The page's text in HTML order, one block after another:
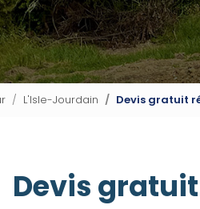
L'Isle-Jourdain Devis gratuit
Devis